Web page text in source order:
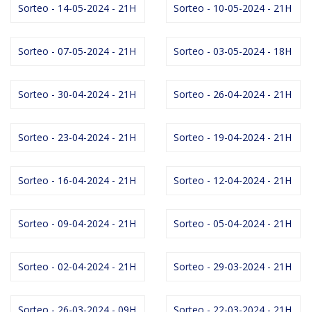
Sorteo - 14-05-2024 - 21H Sorteo - 10-05-2024 - 21H
Sorteo - 07-05-2024 - 21H Sorteo - 03-05-2024 - 18H
Sorteo - 30-04-2024 - 21H Sorteo - 26-04-2024 - 21H
Sorteo - 23-04-2024 - 21H Sorteo - 19-04-2024 - 21H
Sorteo - 16-04-2024 - 21H Sorteo - 12-04-2024 - 21H
Sorteo - 09-04-2024 - 21H Sorteo - 05-04-2024 - 21H
Sorteo - 02-04-2024 - 21H Sorteo - 29-03-2024 - 21H